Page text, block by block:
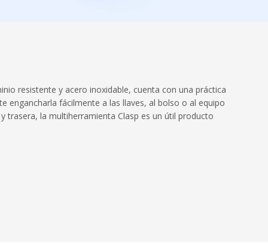
resistente y acero inoxidable, cuenta con una práctica
engancharla fácilmente a las llaves, al bolso o al equipo
trasera, la multiherramienta Clasp es un útil producto